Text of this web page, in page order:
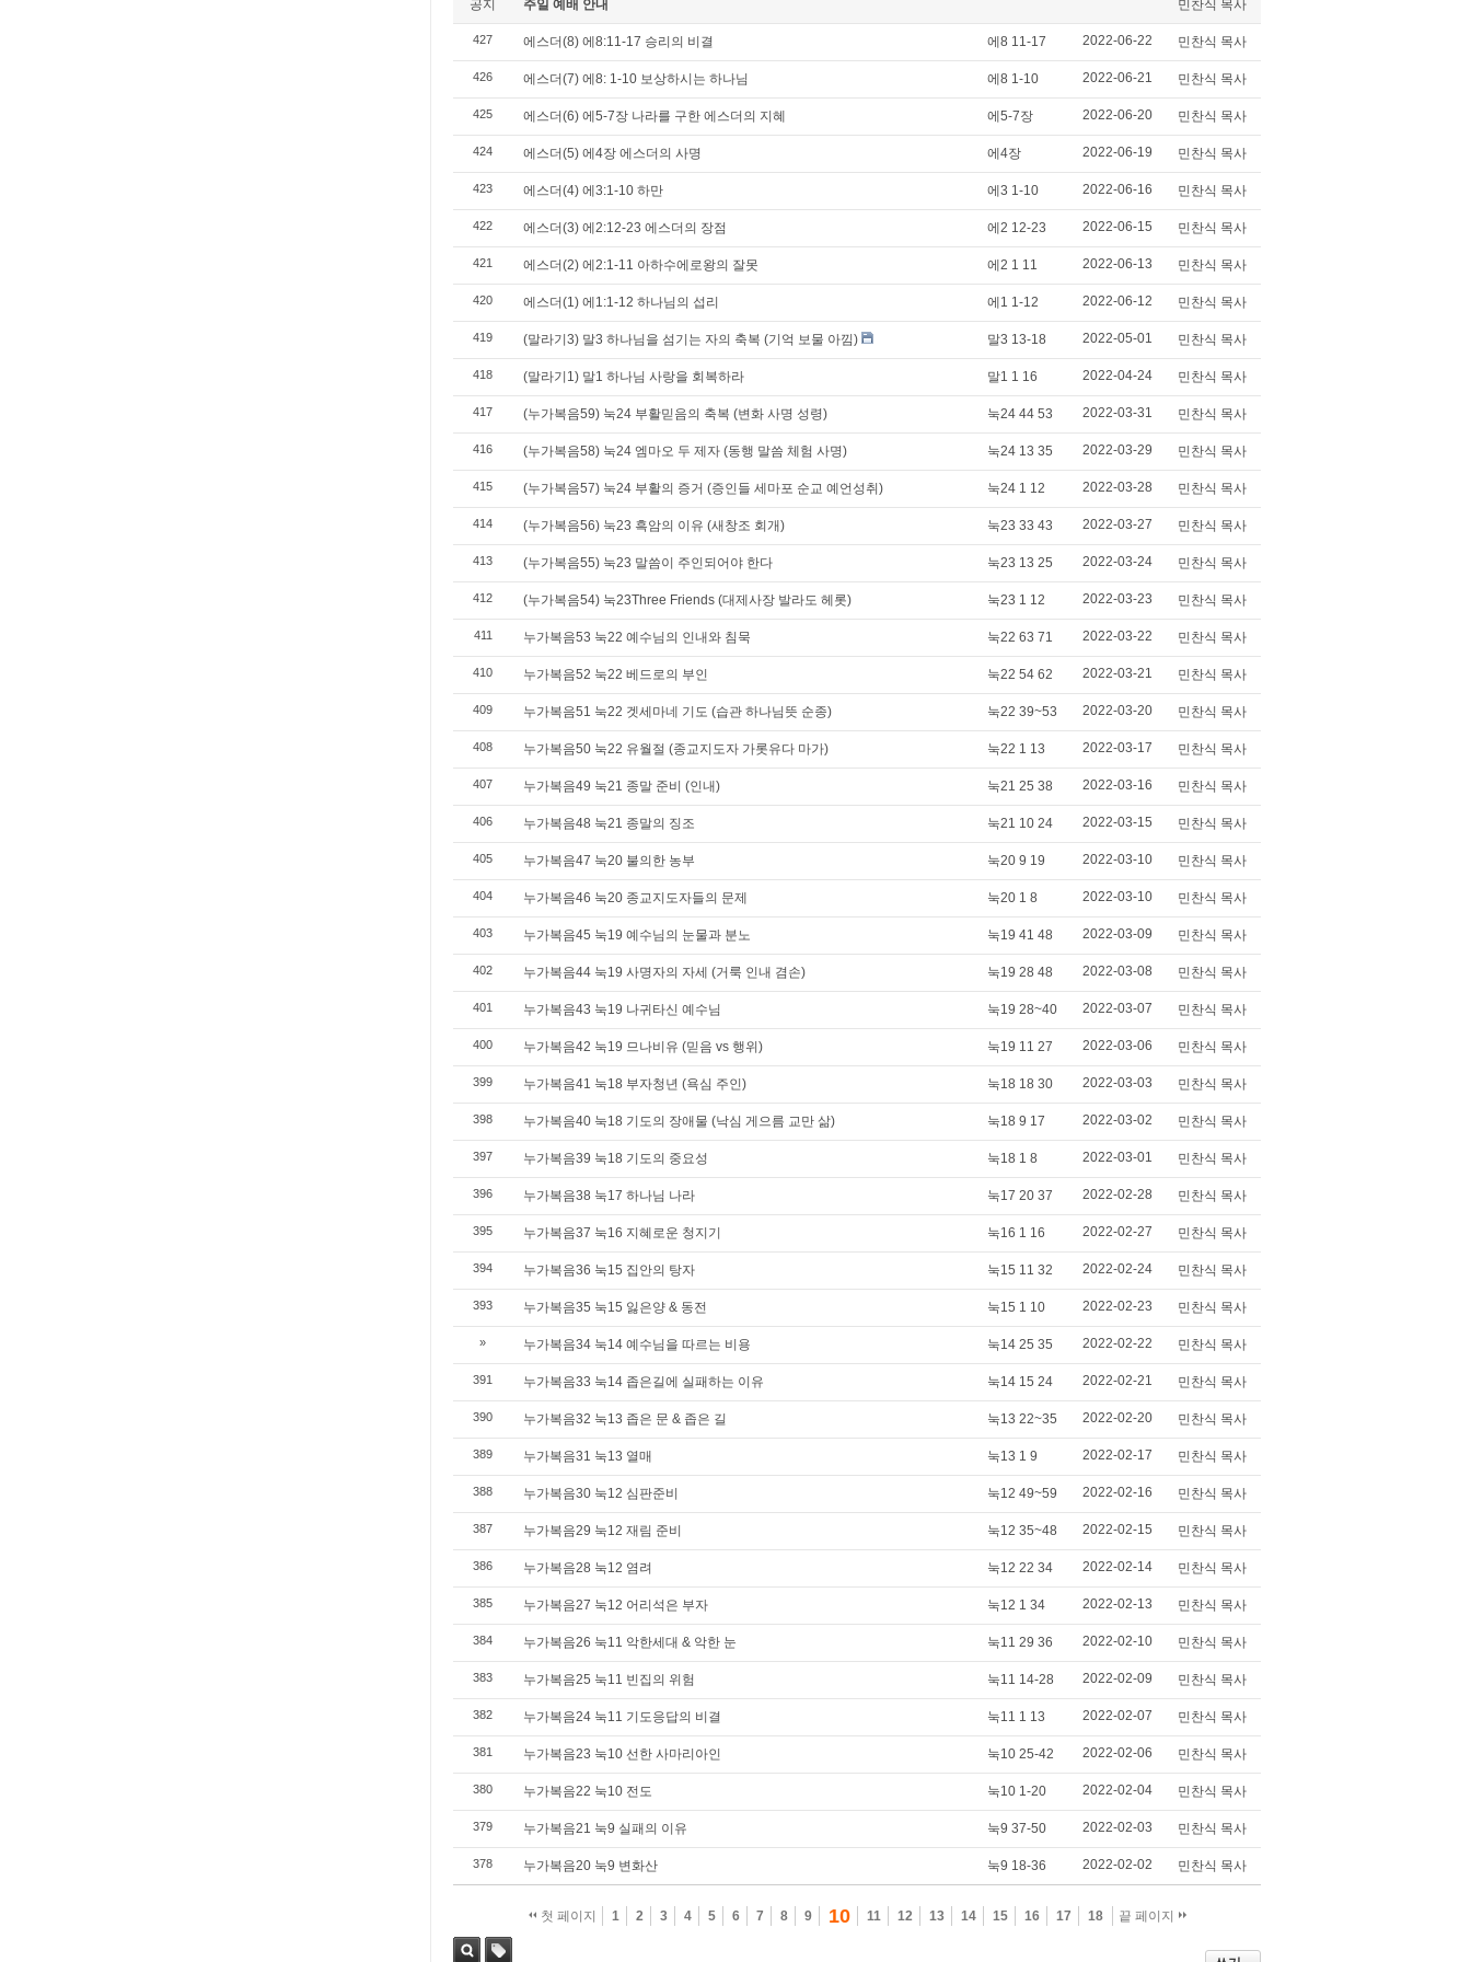
공지 주일 예배 안내 민찬식 목사
427 에스더(8) 에8:11-17 승리의 비결 에8 11-17 2022-06-22 민찬식 목사
426 에스더(7) 에8: 1-10 보상하시는 하나님 에8 1-10 2022-06-21 민찬식 목사
425 에스더(6) 에5-7장 나라를 구한 에스더의 지혜 에5-7장 2022-06-20 민찬식 목사
424 에스더(5) 에4장 에스더의 사명 에4장 2022-06-19 민찬식 목사
423 에스더(4) 에3:1-10 하만 에3 1-10 2022-06-16 민찬식 목사
422 에스더(3) 에2:12-23 에스더의 장점 에2 12-23 2022-06-15 민찬식 목사
421 에스더(2) 에2:1-11 아하수에로왕의 잘못 에2 1 11 2022-06-13 민찬식 목사
420 에스더(1) 에1:1-12 하나님의 섭리 에1 1-12 2022-06-12 민찬식 목사
419 (말라기3) 말3 하나님을 섬기는 자의 축복 (기억 보물 아낌) 말3 13-18 2022-05-01 민찬식 목사
418 (말라기1) 말1 하나님 사랑을 회복하라 말1 1 16 2022-04-24 민찬식 목사
417 (누가복음59) 눅24 부활믿음의 축복 (변화 사명 성령) 눅24 44 53 2022-03-31 민찬식 목사
416 (누가복음58) 눅24 엠마오 두 제자 (동행 말씀 체험 사명) 눅24 13 35 2022-03-29 민찬식 목사
415 (누가복음57) 눅24 부활의 증거 (증인들 세마포 순교 예언성취) 눅24 1 12 2022-03-28 민찬식 목사
414 (누가복음56) 눅23 흑암의 이유 (새창조 회개) 눅23 33 43 2022-03-27 민찬식 목사
413 (누가복음55) 눅23 말씀이 주인되어야 한다 눅23 13 25 2022-03-24 민찬식 목사
412 (누가복음54) 눅23Three Friends (대제사장 발라도 헤롯) 눅23 1 12 2022-03-23 민찬식 목사
411 누가복음53 눅22 예수님의 인내와 침묵 눅22 63 71 2022-03-22 민찬식 목사
410 누가복음52 눅22 베드로의 부인 눅22 54 62 2022-03-21 민찬식 목사
409 누가복음51 눅22 겟세마네 기도 (습관 하나님뜻 순종) 눅22 39~53 2022-03-20 민찬식 목사
408 누가복음50 눅22 유월절 (종교지도자 가롯유다 마가) 눅22 1 13 2022-03-17 민찬식 목사
407 누가복음49 눅21 종말 준비 (인내) 눅21 25 38 2022-03-16 민찬식 목사
406 누가복음48 눅21 종말의 징조 눅21 10 24 2022-03-15 민찬식 목사
405 누가복음47 눅20 불의한 농부 눅20 9 19 2022-03-10 민찬식 목사
404 누가복음46 눅20 종교지도자들의 문제 눅20 1 8 2022-03-10 민찬식 목사
403 누가복음45 눅19 예수님의 눈물과 분노 눅19 41 48 2022-03-09 민찬식 목사
402 누가복음44 눅19 사명자의 자세 (거룩 인내 겸손) 눅19 28 48 2022-03-08 민찬식 목사
401 누가복음43 눅19 나귀타신 예수님 눅19 28~40 2022-03-07 민찬식 목사
400 누가복음42 눅19 므나비유 (믿음 vs 행위) 눅19 11 27 2022-03-06 민찬식 목사
399 누가복음41 눅18 부자청년 (욕심 주인) 눅18 18 30 2022-03-03 민찬식 목사
398 누가복음40 눅18 기도의 장애물 (낙심 게으름 교만 삶) 눅18 9 17 2022-03-02 민찬식 목사
397 누가복음39 눅18 기도의 중요성 눅18 1 8 2022-03-01 민찬식 목사
396 누가복음38 눅17 하나님 나라 눅17 20 37 2022-02-28 민찬식 목사
395 누가복음37 눅16 지혜로운 청지기 눅16 1 16 2022-02-27 민찬식 목사
394 누가복음36 눅15 집안의 탕자 눅15 11 32 2022-02-24 민찬식 목사
393 누가복음35 눅15 잃은양 & 동전 눅15 1 10 2022-02-23 민찬식 목사
» 누가복음34 눅14 예수님을 따르는 비용 눅14 25 35 2022-02-22 민찬식 목사
391 누가복음33 눅14 좁은길에 실패하는 이유 눅14 15 24 2022-02-21 민찬식 목사
390 누가복음32 눅13 좁은 문 & 좁은 길 눅13 22~35 2022-02-20 민찬식 목사
389 누가복음31 눅13 열매 눅13 1 9 2022-02-17 민찬식 목사
388 누가복음30 눅12 심판준비 눅12 49~59 2022-02-16 민찬식 목사
387 누가복음29 눅12 재림 준비 눅12 35~48 2022-02-15 민찬식 목사
386 누가복음28 눅12 염려 눅12 22 34 2022-02-14 민찬식 목사
385 누가복음27 눅12 어리석은 부자 눅12 1 34 2022-02-13 민찬식 목사
384 누가복음26 눅11 악한세대 & 악한 눈 눅11 29 36 2022-02-10 민찬식 목사
383 누가복음25 눅11 빈집의 위험 눅11 14-28 2022-02-09 민찬식 목사
382 누가복음24 눅11 기도응답의 비결 눅11 1 13 2022-02-07 민찬식 목사
381 누가복음23 눅10 선한 사마리아인 눅10 25-42 2022-02-06 민찬식 목사
380 누가복음22 눅10 전도 눅10 1-20 2022-02-04 민찬식 목사
379 누가복음21 눅9 실패의 이유 눅9 37-50 2022-02-03 민찬식 목사
378 누가복음20 눅9 변화산 눅9 18-36 2022-02-02 민찬식 목사
첫 페이지 1 2 3 4 5 6 7 8 9 10 11 12 13 14 15 16 17 18 끝 페이지